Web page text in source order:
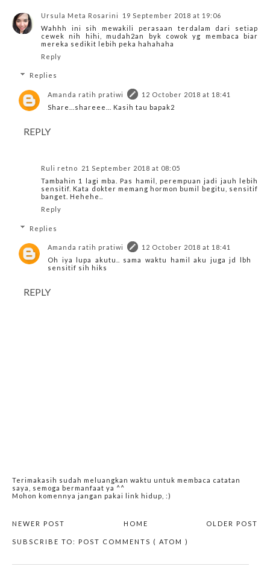
Ursula Meta Rosarini
19 September 2018 at 19:06
Wahhh ini sih mewakili perasaan terdalam dari setiap
cewek nih hihi, mudah2an byk cowok yg membaca biar
mereka sedikit lebih peka hahahaha
Reply
Replies
Amanda ratih pratiwi
12 October 2018 at 18:41
Share...shareee... Kasih tau bapak2
REPLY
Ruli retno
21 September 2018 at 08:05
Tambahin 1 lagi mba. Pas hamil, perempuan jadi jauh lebih
sensitif. Kata dokter memang hormon bumil begitu, sensitif
banget. Hehehe..
Reply
Replies
Amanda ratih pratiwi
12 October 2018 at 18:41
Oh iya lupa akutu.. sama waktu hamil aku juga jd lbh
sensitif sih hiks
REPLY
Terimakasih sudah meluangkan waktu untuk membaca catatan
saya, semoga bermanfaat ya ^^
Mohon komennya jangan pakai link hidup, :)
NEWER POST OLDER POST
HOME
SUBSCRIBE TO: POST COMMENTS ( ATOM )